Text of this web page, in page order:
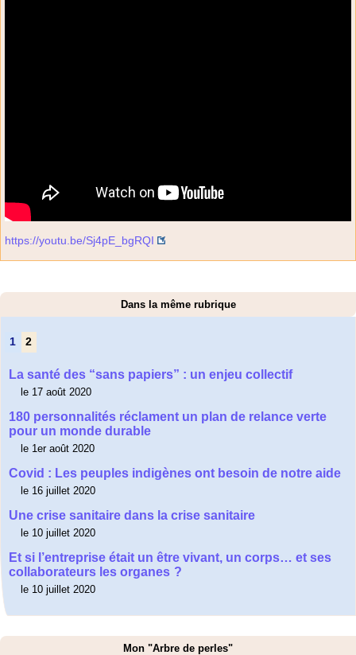
https://youtu.be/Sj4pE_bgRQI
Dans la même rubrique
1 2
La santé des “sans papiers” : un enjeu collectif
le 17 août 2020
180 personnalités réclament un plan de relance verte
pour un monde durable
le 1er août 2020
Covid : Les peuples indigènes ont besoin de notre aide
le 16 juillet 2020
Une crise sanitaire dans la crise sanitaire
le 10 juillet 2020
Et si l’entreprise était un être vivant, un corps… et ses
collaborateurs les organes ?
le 10 juillet 2020
Mon "Arbre de perles"